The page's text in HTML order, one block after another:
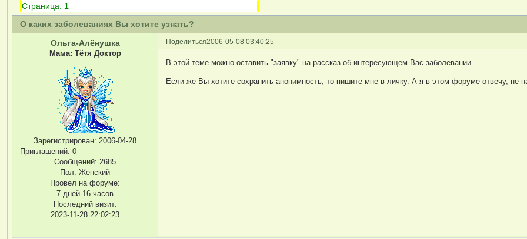
О каких заболеваниях Вы хотите узнать?
Страница: 1
Поделиться2006-05-08 03:40:25
Ольга-Алёнушка
Мама: Тётя Доктор
Зарегистрирован: 2006-04-28
Приглашений: 0
Сообщений: 2685
Пол: Женский
Провел на форуме:
7 дней 16 часов
Последний визит:
2023-11-28 22:02:23
В этой теме можно оставить "заявку" на рассказ об интересующем Вас заболевании.
Если же Вы хотите сохранить анонимность, то пишите мне в личку. А я в этом форуме отвечу, не